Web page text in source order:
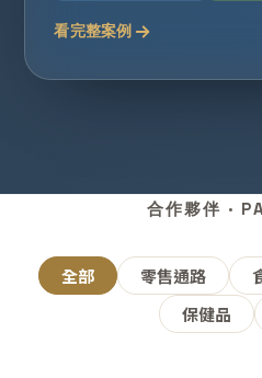
看完整案例
合作夥伴 ·
全部 零售通路
保健品